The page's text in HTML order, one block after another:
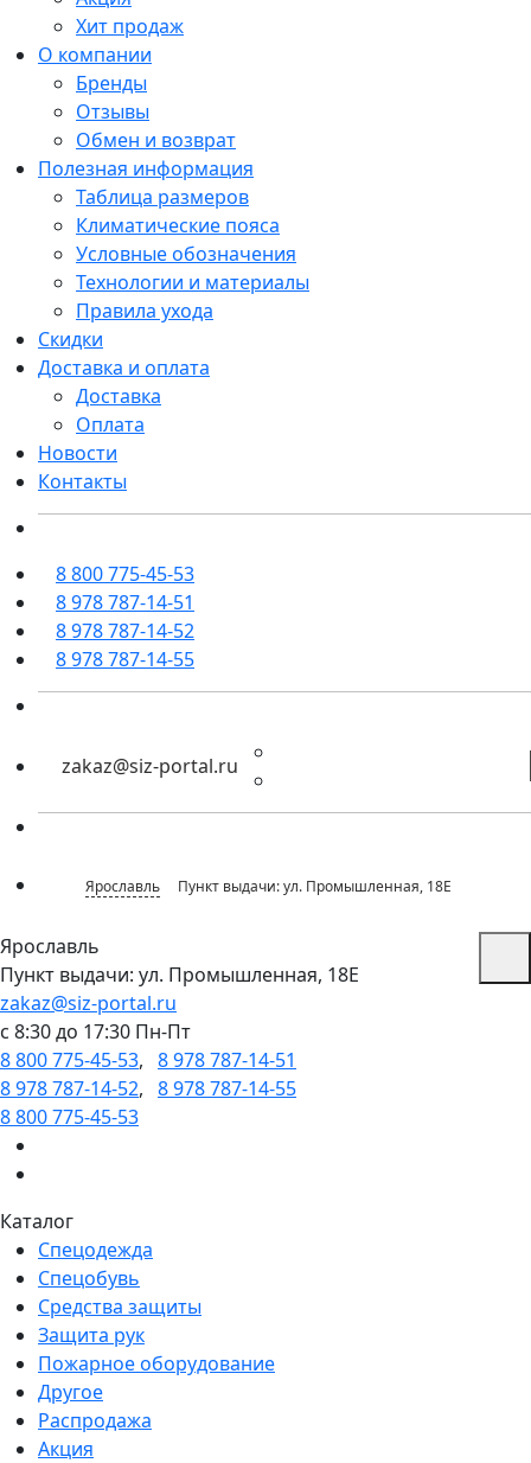
Хит продаж
О компании
Бренды
Отзывы
Обмен и возврат
Полезная информация
Таблица размеров
Климатические пояса
Условные обозначения
Технологии и материалы
Правила ухода
Скидки
Доставка и оплата
Доставка
Оплата
Новости
Контакты
8 800 775-45-53
8 978 787-14-51
8 978 787-14-52
8 978 787-14-55
zakaz@siz-portal.ru
Ярославль Пункт выдачи: ул. Промышленная, 18Е
Ярославль
Пункт выдачи: ул. Промышленная, 18Е
zakaz@siz-portal.ru
c 8:30 до 17:30 Пн-Пт
8 800 775-45-53, 8 978 787-14-51
8 978 787-14-52, 8 978 787-14-55
8 800 775-45-53
Каталог
Спецодежда
Спецобувь
Средства защиты
Защита рук
Пожарное оборудование
Другое
Распродажа
Акция